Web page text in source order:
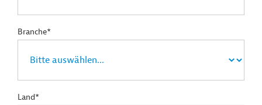
Branche*
Land*